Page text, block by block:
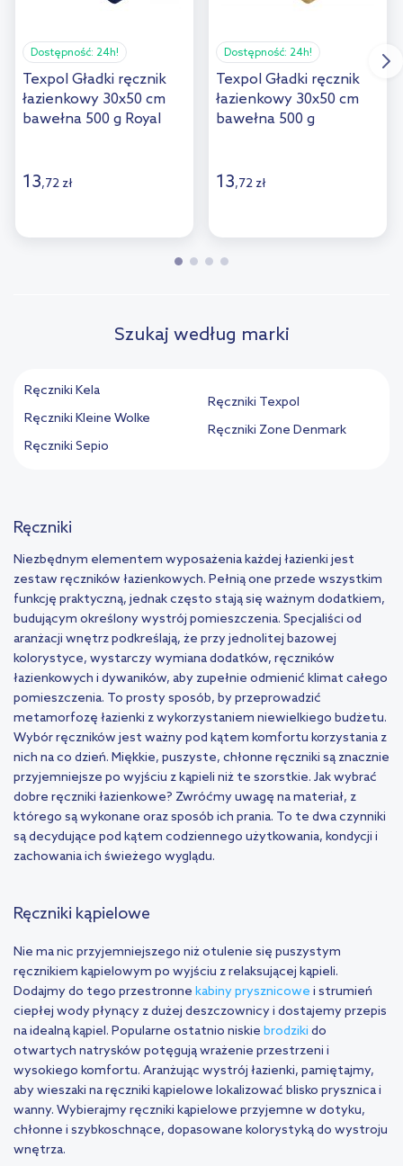
Dostępność: 24h!
Texpol Gładki ręcznik
łazienkowy 30x50 cm
bawełna 500 g Royal
13,72 zł
Dostępność: 24h!
Texpol Gładki ręcznik
łazienkowy 30x50 cm
bawełna 500 g
13,72 zł
Szukaj według marki
Ręczniki Kela
Ręczniki Kleine Wolke
Ręczniki Sepio
Ręczniki Texpol
Ręczniki Zone Denmark
Ręczniki
Niezbędnym elementem wyposażenia każdej łazienki jest
zestaw ręczników łazienkowych. Pełnią one przede wszystkim
funkcję praktyczną, jednak często stają się ważnym dodatkiem,
budującym określony wystrój pomieszczenia. Specjaliści od
aranżacji wnętrz podkreślają, że przy jednolitej bazowej
kolorystyce, wystarczy wymiana dodatków, ręczników
łazienkowych i dywaników, aby zupełnie odmienić klimat całego
pomieszczenia. To prosty sposób, by przeprowadzić
metamorfozę łazienki z wykorzystaniem niewielkiego budżetu.
Wybór ręczników jest ważny pod kątem komfortu korzystania z
nich na co dzień. Miękkie, puszyste, chłonne ręczniki są znacznie
przyjemniejsze po wyjściu z kąpieli niż te szorstkie. Jak wybrać
dobre ręczniki łazienkowe? Zwróćmy uwagę na materiał, z
którego są wykonane oraz sposób ich prania. To te dwa czynniki
są decydujące pod kątem codziennego użytkowania, kondycji i
zachowania ich świeżego wyglądu.
Ręczniki kąpielowe
Nie ma nic przyjemniejszego niż otulenie się puszystym
ręcznikiem kąpielowym po wyjściu z relaksującej kąpieli.
Dodajmy do tego przestronne kabiny prysznicowe i strumień
ciepłej wody płynący z dużej deszczownicy i dostajemy przepis
na idealną kąpiel. Popularne ostatnio niskie brodziki do
otwartych natrysków potęgują wrażenie przestrzeni i
wysokiego komfortu. Aranżując wystrój łazienki, pamiętajmy,
aby wieszaki na ręczniki kąpielowe lokalizować blisko prysznica i
wanny. Wybierajmy ręczniki kąpielowe przyjemne w dotyku,
chłonne i szybkoschnące, dopasowane kolorystyką do wystroju
wnętrza.